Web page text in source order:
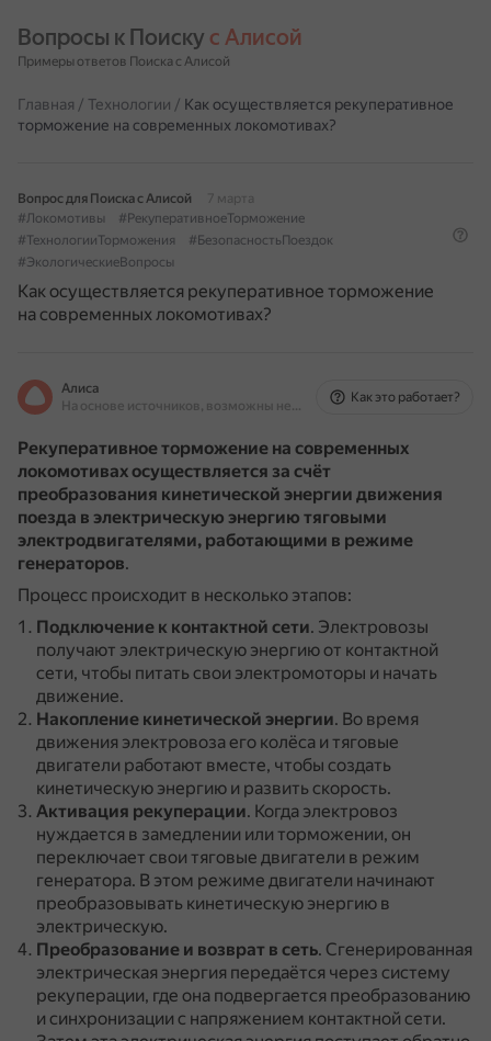
Вопросы к Поиску с Алисой
Примеры ответов Поиска с Алисой
Главная / Технологии / Как осуществляется рекуперативное
торможение на современных локомотивах?
Вопрос для Поиска с Алисой
7 марта
#Локомотивы
#РекуперативноеТорможение
#ТехнологииТорможения
#БезопасностьПоездок
#ЭкологическиеВопросы
Как осуществляется рекуперативное торможение
на современных локомотивах?
Алиса
На основе источников, возможны неточности
Как это работает?
Рекуперативное торможение на современных
локомотивах осуществляется за счёт
преобразования кинетической энергии движения
поезда в электрическую энергию тяговыми
электродвигателями, работающими в режиме
генераторов.
Процесс происходит в несколько этапов:
Подключение к контактной сети. Электровозы
получают электрическую энергию от контактной
сети, чтобы питать свои электромоторы и начать
движение.
Накопление кинетической энергии. Во время
движения электровоза его колёса и тяговые
двигатели работают вместе, чтобы создать
кинетическую энергию и развить скорость.
Активация рекуперации. Когда электровоз
нуждается в замедлении или торможении, он
переключает свои тяговые двигатели в режим
генератора. В этом режиме двигатели начинают
преобразовывать кинетическую энергию в
электрическую.
Преобразование и возврат в сеть. Сгенерированная
электрическая энергия передаётся через систему
рекуперации, где она подвергается преобразованию
и синхронизации с напряжением контактной сети.